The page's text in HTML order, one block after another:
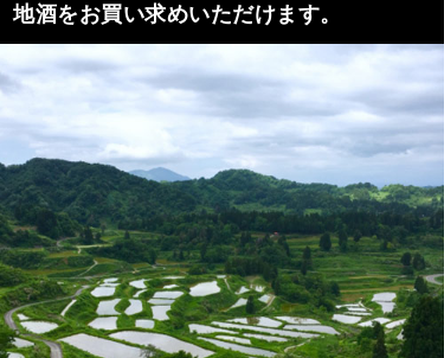
地酒をお買い求めいただけます。